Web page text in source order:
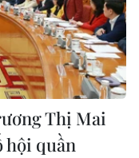
Thị Mai
hội quần